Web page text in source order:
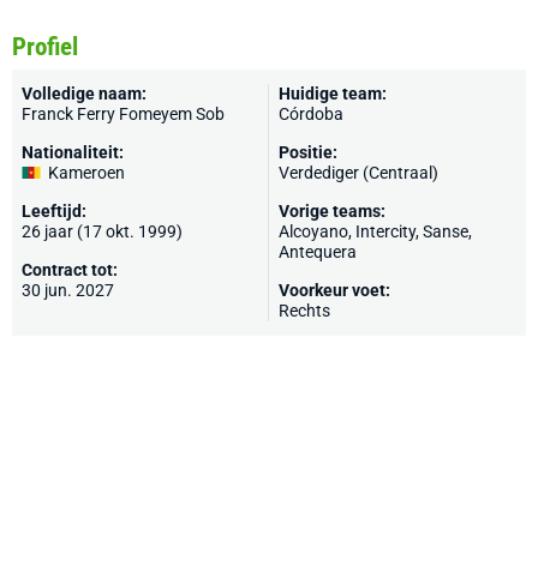
Profiel
Volledige naam:
Franck Ferry Fomeyem Sob
Nationaliteit:
Kameroen
Leeftijd:
26 jaar (17 okt. 1999)
Contract tot:
30 jun. 2027
Huidige team:
Córdoba
Positie:
Verdediger (Centraal)
Vorige teams:
Alcoyano, Intercity,Sanse,
Antequera
Voorkeur voet:
Rechts